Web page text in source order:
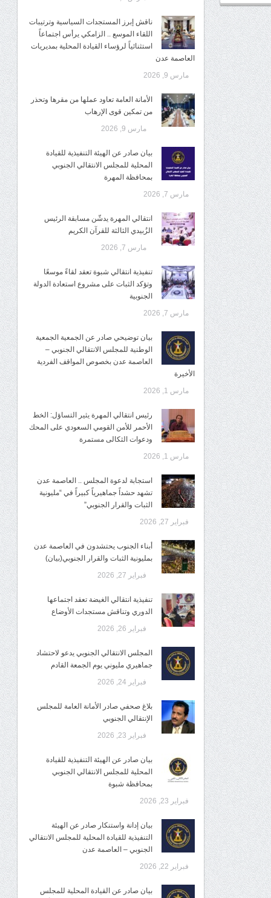
ناقش إبرز المستجدات السياسية وترتيبات
اللقاء الموسع .. الزامكي يرأس اجتماعاً
استثنائياً لرؤساء القيادة المحلية بمديريات
العاصمة عدن
مارس 9, 2026
الأمانة العامة تعاود عملها من مقرها وتحذر
من تمكين قوى الإرهاب
مارس 9, 2026
بيان صادر عن الهيئة التنفيذية للقيادة
المحلية للمجلس الانتقالي الجنوبي
بمحافظة المهرة
مارس 7, 2026
انتقالي المهرة يدشّن مسابقة الرئيس
الزُبيدي الثالثة للقرآن الكريم
مارس 7, 2026
تنفيذية انتقالي شبوة تعقد لقاءً موسعًا
وتؤكد الثبات على مشروع استعادة الدولة
الجنوبية
مارس 7, 2026
بيان توضيحي صادر عن الجمعية الجمعية
الوطنية للمجلس الانتقالي الجنوبي –
العاصمة عدن بخصوص المواقف الفردية
الأخيرة
مارس 1, 2026
رئيس انتقالي المهرة يثير التساؤل: الخط
الأحمر للأمن القومي السعودي على المحك
ودعوات الثكالى مستمرة
مارس 1, 2026
استجابة لدعوة المجلس .. العاصمة عدن
تشهد حشداً جماهيرياً كبيراً في “مليونية
الثبات والقرار الجنوبي”
فبراير 27, 2026
أبناء الجنوب يحتشدون في العاصمة عدن
بمليونية الثبات والقرار الجنوبي(بيان)
فبراير 27, 2026
تنفيذية انتقالي الغيضة تعقد اجتماعها
الدوري وتناقش مستجدات الأوضاع
فبراير 26, 2026
المجلس الانتقالي الجنوبي يدعو لاحتشاد
جماهيري مليوني يوم الجمعة القادم
فبراير 24, 2026
بلاغ صحفي صادر الأمانة العامة للمجلس
الإنتقالي الجنوبي
فبراير 23, 2026
بيان صادر عن الهيئة التنفيذية للقيادة
المحلية للمجلس الانتقالي الجنوبي
بمحافظة شبوة
فبراير 23, 2026
بيان إدانة واستنكار صادر عن الهيئة
التنفيذية للقيادة المحلية للمجلس الانتقالي
الجنوبي – العاصمة عدن
فبراير 22, 2026
بيان صادر عن القيادة المحلية للمجلس